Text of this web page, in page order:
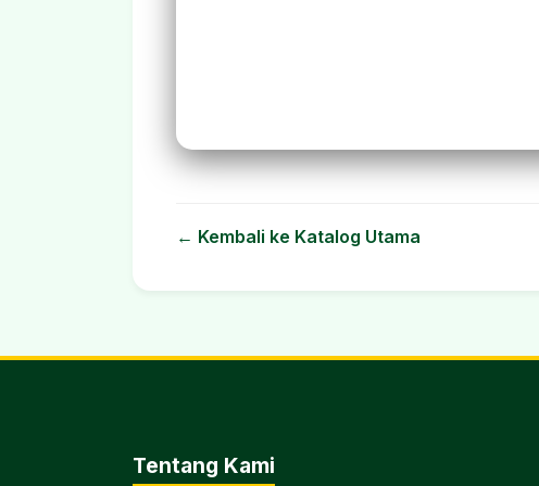
← Kembali ke Katalog Utama
Tentang Kami